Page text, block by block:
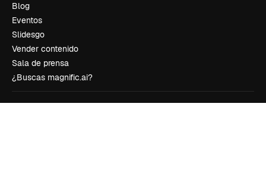
Blog
Eventos
Slidesgo
Vender contenido
Sala de prensa
¿Buscas magnific.ai?
Síguenos